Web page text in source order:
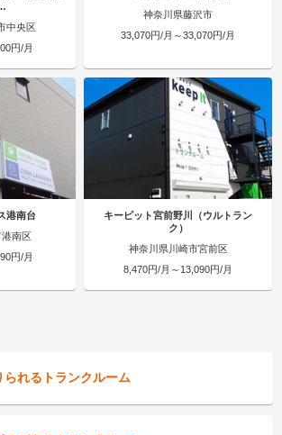
中央区
円/月
神奈川県藤沢市
33,070円/月～33,070円/月
港南台
南区
円/月
キーピット宮前野川（ウルトラン
ク）
神奈川県川崎市宮前区
8,470円/月～13,090円/月
られるトランクルーム